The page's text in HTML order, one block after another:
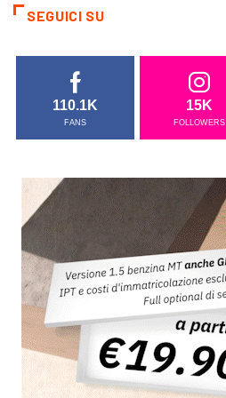
SEGUICI SU
110.1K
FANS
15K
FOLLOWERS